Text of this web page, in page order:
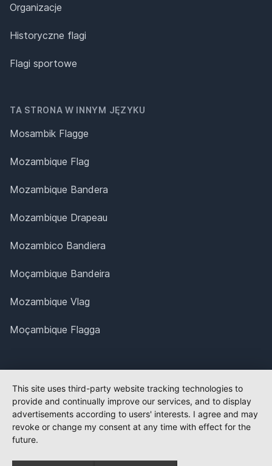
Organizacje
Historyczne flagi
Flagi sportowe
TA STRONA W INNYM JĘZYKU
Mosambik Flagge
Mozambique Flag
Mozambique Bandera
Mozambique Drapeau
Mozambico Bandiera
Moçambique Bandeira
Mozambique Vlag
Moçambique Flagga
This site uses third-party website tracking technologies to
provide and continually improve our services, and to display
advertisements according to users' interests. I agree and may
revoke or change my consent at any time with effect for the
future.